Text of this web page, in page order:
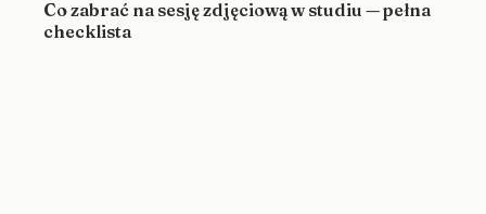
Co zabrać na sesję zdjęciową w studiu — pełna
checklista